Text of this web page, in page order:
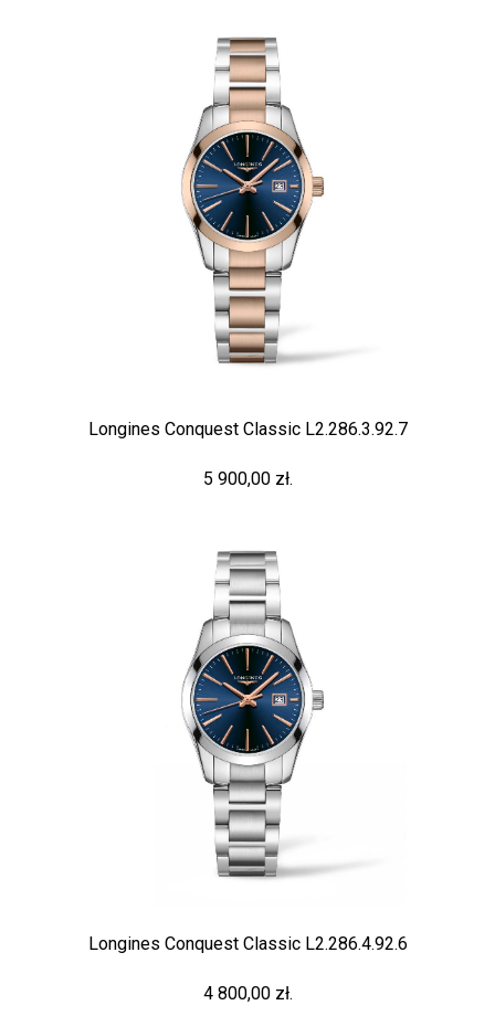
Longines Conquest Classic L2.286.3.92.7
5 900,00 zł.
Longines Conquest Classic L2.286.4.92.6
4 800,00 zł.